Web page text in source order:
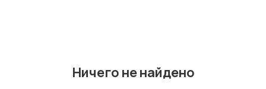
сигнализацииНичего не найдено